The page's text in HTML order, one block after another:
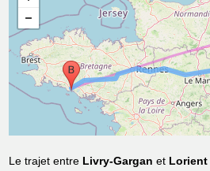
Le trajet entre Livry-Gargan et Lorient